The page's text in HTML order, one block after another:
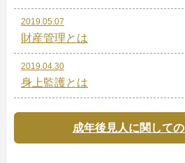
2019.05.07
財産管理とは
2019.04.30
身上監護とは
成年後見人に関して